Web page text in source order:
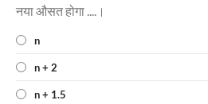
नया औसत होगा ....।
n
n + 2
n + 1.5